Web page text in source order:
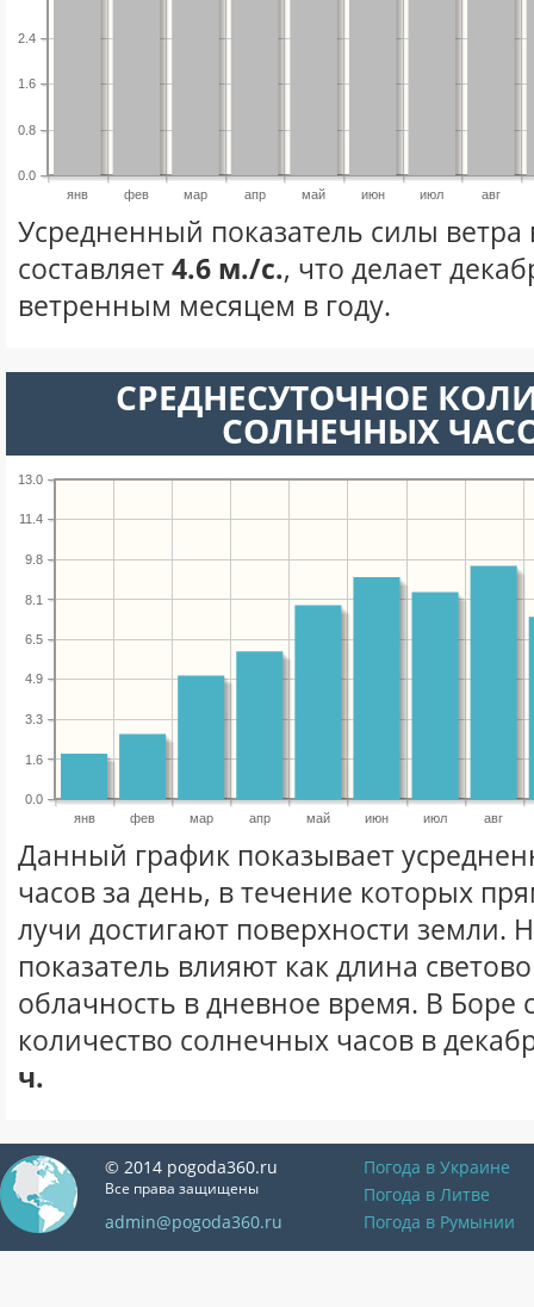
янв фев мар апр май июн июл авг
0.0
0.8
1.6
2.4
Усредненный показатель силы ветра
составляет4.6 м./с., что делает
ветренным месяцем в году.
СРЕДНЕСУТОЧНОЕ
СОЛНЕЧНЫХ
янв фев мар апр май июн июл авг
0.0
1.6
3.3
4.9
6.5
8.1
9.8
11.4
13.0
Данный график показывает
часов за день, в течение которых
лучи достигают поверхности земли.
показатель влияют как длина
облачность в дневное время. В Боре
количество солнечных часов в
ч.
© 2014 pogoda360.ru
Все права защищены
admin@pogoda360.ru
Погода в Украине
Погода в Литве
Погода в Румынии